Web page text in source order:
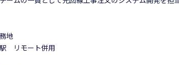
地
リモート併用